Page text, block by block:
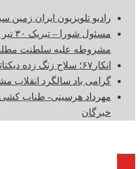
رادیو تلویزیون ایران زمین سبد
مشروطه علیه سلطنت
انکار۶۷؛ سلاح زنگ زده دیکتاتور برای فرار از عدالت!
گرامی باد سالگرد انقلاب
مهرداد هرسینی- طناب
خبرگان